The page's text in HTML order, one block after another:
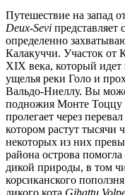
Путешествие на запад
Deux-Sevi
определенно
Калакуччи. Участок от
XIX века, который идет
ущелья реки Голо и
Вальдо-Ниеллу. Вы
подножия Монте Тоццу
пролегает через
котором растут тысячи
некоторых из них
района острова
дикой природы, в том
корсиканского
дикого кота Gjhattu